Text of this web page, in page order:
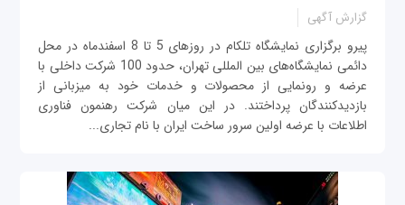
گزارش آگهی
پیرو برگزاری نمایشگاه تلکام در روزهای 5 تا 8 اسفندماه در محل
دائمی نمایشگاه‌های بین المللی تهران، حدود 100 شرکت داخلی با
عرضه و رونمایی از محصولات و خدمات خود به میزبانی از
بازدیدکنندگان پرداختند. در این میان شرکت رهنمون فناوری
اطلاعات با عرضه اولین سرور ساخت ایران با نام تجاری...